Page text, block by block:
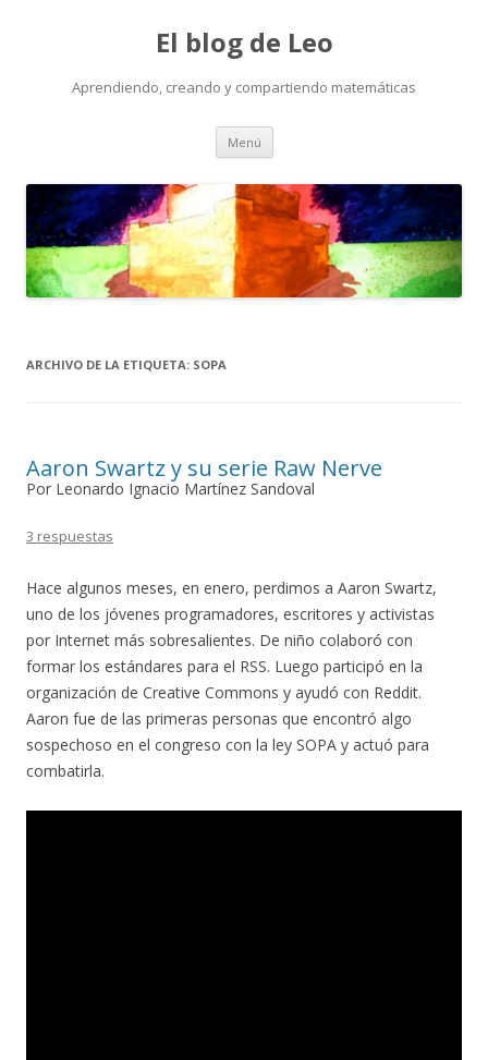
El blog de Leo
Aprendiendo, creando y compartiendo matemáticas
Menú Saltar
contenido
ARCHIVO DE LA ETIQUETA: SOPA
Aaron Swartz y su serie Raw Nerve
Por Leonardo Ignacio Martínez Sandoval
3 respuestas
Hace algunos meses, en enero, perdimos a Aaron Swartz,
uno de los jóvenes programadores, escritores y activistas
por Internet más sobresalientes. De niño colaboró con
formar los estándares para el RSS. Luego participó en la
organización de Creative Commons y ayudó con Reddit.
Aaron fue de las primeras personas que encontró algo
sospechoso en el congreso con la ley SOPA y actuó para
combatirla.